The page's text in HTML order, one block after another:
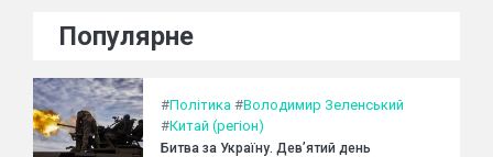
Популярне
#Політика #Володимир Зеленський
#Китай (регіон)
Битва за Україну. Дев’ятий день